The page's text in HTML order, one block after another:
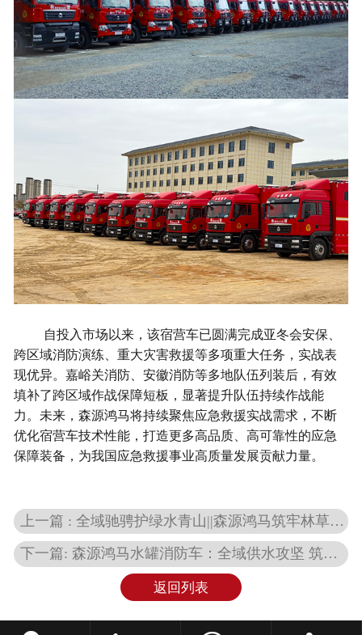
自投入市场以来，该宿营车已圆满完成亚冬会安保、
跨区域消防演练、重大灾害救援等多项重大任务，实战表
现优异。嘉峪关消防、安徽消防等多地队伍列装后，有效
填补了跨区域作战保障短板，显著提升队伍持续作战能
力。未来，森源鸿马将持续聚焦应急救援实战需求，不断
优化宿营车技术性能，打造更多高品质、高可靠性的应急
保障装备，为我国应急救援事业高质量发展贡献力量。
上一篇 : 全域驰骋护绿水青山||森源鸿马筑牢林草防火安全屏障
下一篇: 森源鸿马水罐消防车：全域供水攻坚 筑牢基层安全防线
返回列表